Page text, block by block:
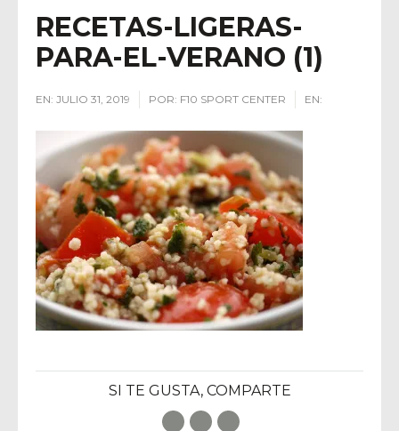
RECETAS-LIGERAS-
PARA-EL-VERANO (1)
EN: JULIO 31, 2019 POR: F10 SPORT CENTER EN:
SI TE GUSTA, COMPARTE
Facebook
TwitterE-Mail